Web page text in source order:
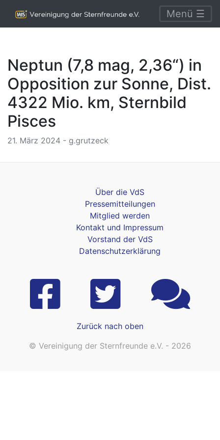
Menü ☰
Neptun (7,8 mag, 2,36“) in
Opposition zur Sonne, Dist.
4322 Mio. km, Sternbild
Pisces
21. März 2024 - g.grutzeck
Über die VdS
Pressemitteilungen
Mitglied werden
Kontakt und Impressum
Vorstand der VdS
Datenschutzerklärung
Zurück nach oben
© Vereinigung der Sternfreunde e.V. - 2026